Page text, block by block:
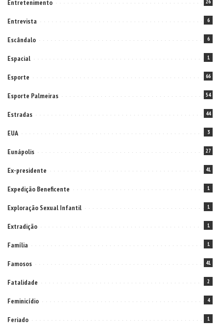
Entretenimento 26
Entrevista 6
Escândalo 6
Espacial 1
Esporte 66
Esporte Palmeiras 54
Estradas 44
EUA 3
Eunápolis 27
Ex-presidente 41
Expedição Beneficente 1
Exploração Sexual Infantil 1
Extradição 1
Família 1
Famosos 41
Fatalidade 2
Feminicídio 4
Feriado 1